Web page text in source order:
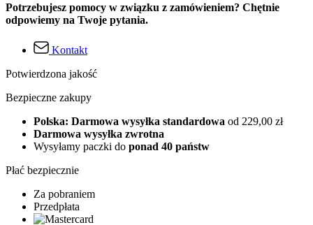
Potrzebujesz pomocy w związku z zamówieniem? Chętnie
odpowiemy na Twoje pytania.
Kontakt
Potwierdzona jakość
Bezpieczne zakupy
Polska: Darmowa wysyłka standardowa od 229,00 zł
Darmowa wysyłka zwrotna
Wysyłamy paczki do ponad 40 państw
Płać bezpiecznie
Za pobraniem
Przedpłata